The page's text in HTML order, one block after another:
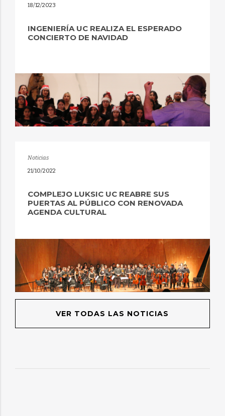
18/12/2023
INGENIERÍA UC REALIZA EL ESPERADO
CONCIERTO DE NAVIDAD
Noticias
21/10/2022
COMPLEJO LUKSIC UC REABRE SUS
PUERTAS AL PÚBLICO CON RENOVADA
AGENDA CULTURAL
VER TODAS LAS NOTICIAS